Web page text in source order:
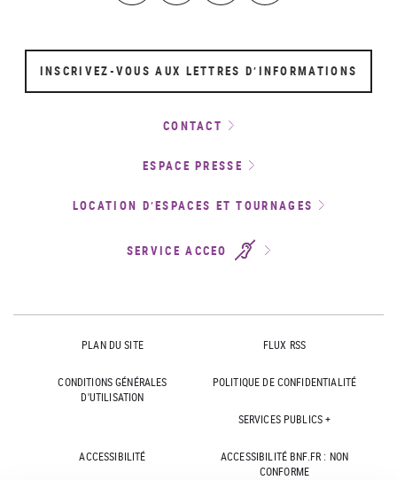
INSCRIVEZ-VOUS AUX LETTRES D’INFORMATIONS
CONTACT
ESPACE PRESSE
LOCATION D’ESPACES ET TOURNAGES
SERVICE ACCEO
PLAN DU SITE FLUX RSS
CONDITIONS GÉNÉRALES
D'UTILISATION
POLITIQUE DE CONFIDENTIALITÉ
SERVICES PUBLICS +
ACCESSIBILITÉ
ACCESSIBILITÉ BNF.FR : NON
CONFORME